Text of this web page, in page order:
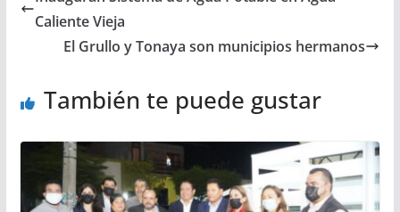
Caliente Vieja
El Grullo y Tonaya son municipios hermanos
También te puede gustar